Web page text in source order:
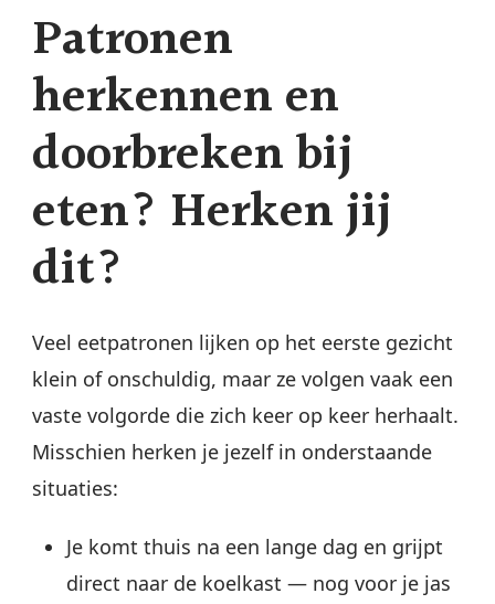
Patronen
herkennen en
doorbreken bij
eten? Herken jij
dit?
Veel eetpatronen lijken op het eerste gezicht
klein of onschuldig, maar ze volgen vaak een
vaste volgorde die zich keer op keer herhaalt.
Misschien herken je jezelf in onderstaande
situaties:
Je komt thuis na een lange dag en grijpt
direct naar de koelkast — nog voor je jas